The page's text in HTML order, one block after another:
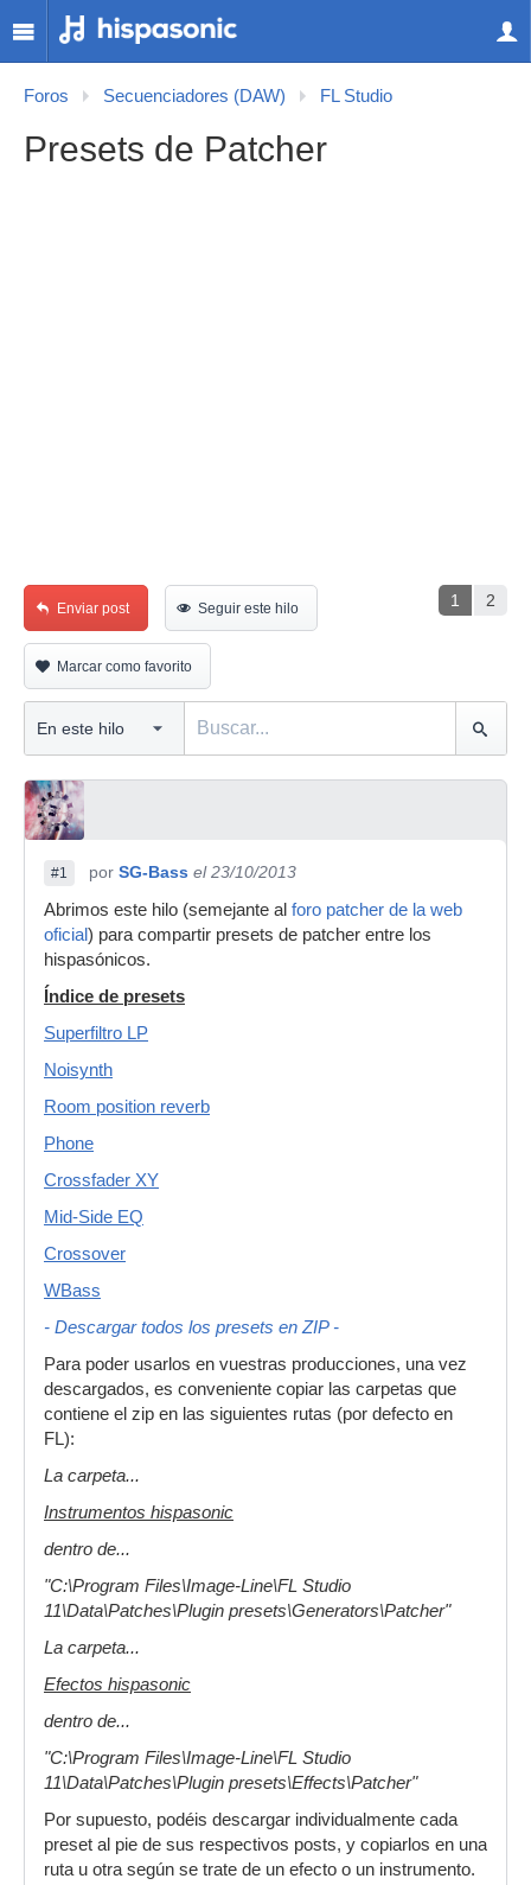
Foros Secuenciadores (DAW) FL Studio
Presets de Patcher
1 2
Enviar post Seguir este hilo
Marcar como favorito
#1 por SG-Bass el 23/10/2013
Abrimos este hilo (semejante al foro patcher de la web
oficial) para compartir presets de patcher entre los
hispasónicos.
Índice de presets
Superfiltro LP
Noisynth
Room position reverb
Phone
Crossfader XY
Mid-Side EQ
Crossover
WBass
- Descargar todos los presets en ZIP -
Para poder usarlos en vuestras producciones, una vez
descargados, es conveniente copiar las carpetas que
contiene el zip en las siguientes rutas (por defecto en
FL):
La carpeta...
Instrumentos hispasonic
dentro de...
"C:\Program Files\Image-Line\FL Studio
11\Data\Patches\Plugin presets\Generators\Patcher"
La carpeta...
Efectos hispasonic
dentro de...
"C:\Program Files\Image-Line\FL Studio
11\Data\Patches\Plugin presets\Effects\Patcher"
Por supuesto, podéis descargar individualmente cada
preset al pie de sus respectivos posts, y copiarlos en una
ruta u otra según se trate de un efecto o un instrumento.